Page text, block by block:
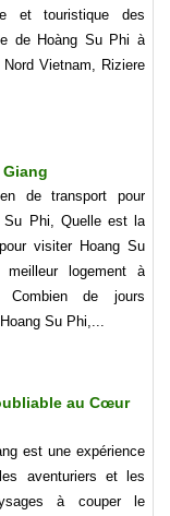
et touristique des
de Hoàng Su Phi à
Vietnam, Riziere
de transport pour
Su Phi, Quelle est la
visiter Hoang Su
logement à
de jours
Su Phi,...
au Cœur
est une expérience
aventuriers et les
à couper le